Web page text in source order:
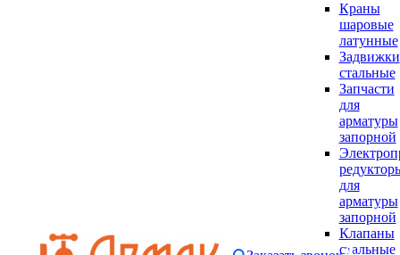
Краны
шаровые
латунные
Задвижки
стальные
Запчасти
для
арматуры
запорной
для
арматуры
запорной
Клапаны
стальные